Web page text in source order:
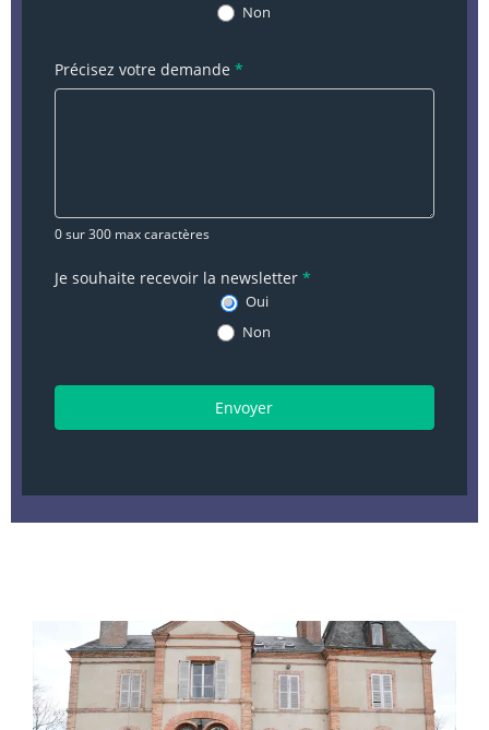
Non
Précisez votre demande *
0sur 300 max caractères
Je souhaite recevoir la newsletter *
Oui
Non
Envoyer